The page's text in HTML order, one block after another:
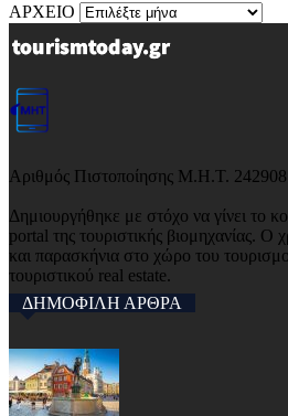
ΑΡΧΕΙΟ
Αριθμός Πιστοποίησης Μ.Η.Τ. 242908
Δημιουργήθηκε με στόχο να γίνει το
portal της τουριστικής βιομηχανίας. Ο
και παρασκήνια στο χώρο του
τουριστικού real estate.
ΔΗΜΟΦΙΛΗ ΑΡΘΡΑ